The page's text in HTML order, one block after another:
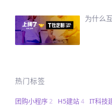
为什么
热门标签
团购小程序2 H5建站4 IT科技